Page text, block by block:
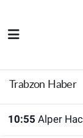
Trabzon Haber
10:55 Alper
Trabzon
Trabzon
Trabzon